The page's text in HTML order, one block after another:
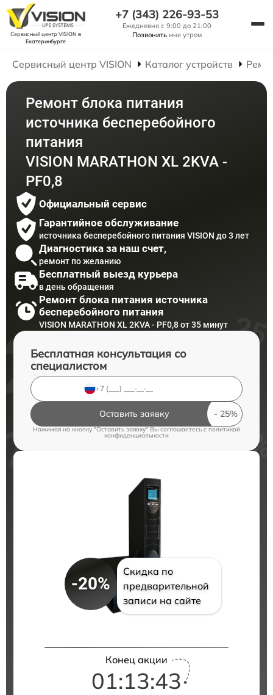
Сервисный центр VISION в
Екатеринбурге
+7 (343) 226-93-53
Ежедневно с 9:00 до 21:00
Позвонить мне утром
Сервисный центр VISION Каталог устройств
Ремонт блока питания
источника бесперебойного
питания
VISION MARATHON XL 2KVA -
PF0,8
Официальный сервис
Гарантийное обслуживание
источника бесперебойного питания VISION до 3 лет
Диагностика за наш счет,
ремонт по желанию
Бесплатный выезд курьера
в день обращения
Ремонт блока питания источника
бесперебойного питания
VISION MARATHON XL 2KVA - PF0,8 от 35 минут
Бесплатная консультация со
специалистом
Оставить заявку
Нажимая на кнопку "Оставить заявку" Вы соглашаетесь cполитикой
конфиденциальности
-20%
Скидка по
предварительной
записи на сайте
Конец акции
01:13:41